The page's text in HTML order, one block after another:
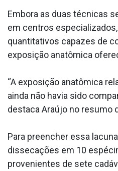
Embora as duas técnicas
em centros
quantitativos capazes de
exposição anatômica
“A exposição anatômica
ainda não havia sido
destaca Araújo no resumo
Para preencher essa
dissecações em 10
provenientes de sete